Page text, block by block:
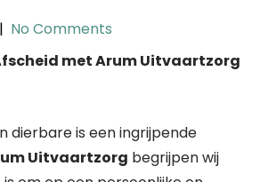
| No Comments
met Arum Uitvaartzorg
dierbare is een ingrijpende
Uitvaartzorg begrijpen wij